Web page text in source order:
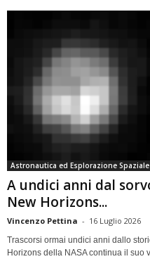
Astronautica ed Esplorazione Spaziale
A undici anni dal
New Horizons...
Vincenzo Pettina - 16 Luglio 2026
Trascorsi ormai undici anni dallo
Horizons della NASA continua il suo